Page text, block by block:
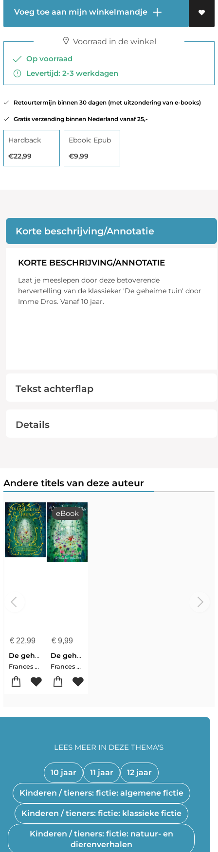
Voeg toe aan mijn winkelmandje
Voorraad in de winkel
Op voorraad
Levertijd: 2-3 werkdagen
Retourtermijn binnen 30 dagen (met uitzondering van e-books)
Gratis verzending binnen Nederland vanaf 25,-
Hardback
€22,99
Ebook: Epub
€9,99
Korte beschrijving/Annotatie
KORTE BESCHRIJVING/ANNOTATIE
Laat je meeslepen door deze betoverende
hervertelling van de klassieker 'De geheime tuin' door
Imme Dros. Vanaf 10 jaar.
Tekst achterflap
Details
Andere titels van deze auteur
€22,99
De geheime tuin
Frances Hogdson Burnett
€9,99
eBook
De geheime tuin
Frances Hogdson Burnett
10 jaar 11 jaar 12 jaar
Kinderen / tieners: fictie: algemene fictie
Kinderen / tieners: fictie: klassieke fictie
Kinderen / tieners: fictie: natuur- en
dierenverhalen
LEES MEER IN DEZE THEMA'S